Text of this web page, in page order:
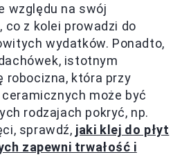
względu na swój
z kolei prowadzi do
wydatków. Ponadto,
istotnym
robocizna, która przy
może być
rodzajach pokryć, np.
sprawdź, jaki klej do płyt
zapewni trwałość i